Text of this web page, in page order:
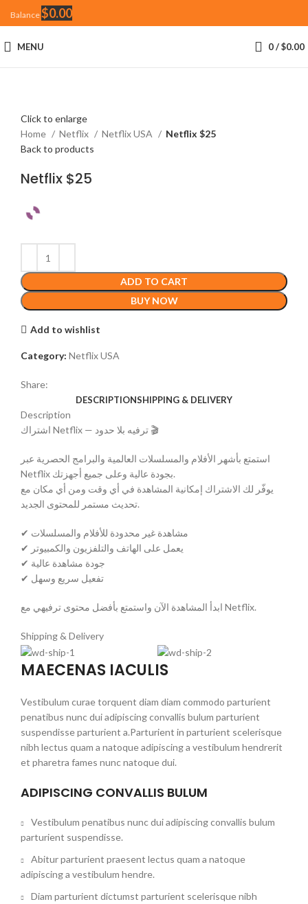
Balance$0.00
MENU 0/$0.00
Click to enlarge
Home
Netflix Netflix USA
Netflix $25
Back to products
Netflix $25
ADD TO CART
BUY NOW
Add to wishlist
Category: Netflix USA
Share:
DESCRIPTIONSHIPPING & DELIVERY
Description
اشتراك Netflix — ترفيه بلا حدود 🎬
استمتع بأشهر الأفلام والمسلسلات العالمية والبرامج الحصرية عبر
Netflix بجودة عالية وعلى جميع أجهزتك.
يوفّر لك الاشتراك إمكانية المشاهدة في أي وقت ومن أي مكان مع
تحديث مستمر للمحتوى الجديد.
✔ مشاهدة غير محدودة للأفلام والمسلسلات
✔ يعمل على الهاتف والتلفزيون والكمبيوتر
✔ جودة مشاهدة عالية
✔ تفعيل سريع وسهل
ابدأ المشاهدة الآن واستمتع بأفضل محتوى ترفيهي مع Netflix.
Shipping & Delivery
MAECENAS IACULIS
Vestibulum curae torquent diam diam commodo parturient
penatibus nunc dui adipiscing convallis bulum parturient
suspendisse parturient a.Parturient in parturient scelerisque
nibh lectus quam a natoque adipiscing a vestibulum hendrerit
et pharetra fames nunc natoque dui.
ADIPISCING CONVALLIS BULUM
Vestibulum penatibus nunc dui adipiscing convallis bulum
parturient suspendisse.
Abitur parturient praesent lectus quam a natoque
adipiscing a vestibulum hendre.
Diam parturient dictumst parturient scelerisque nibh